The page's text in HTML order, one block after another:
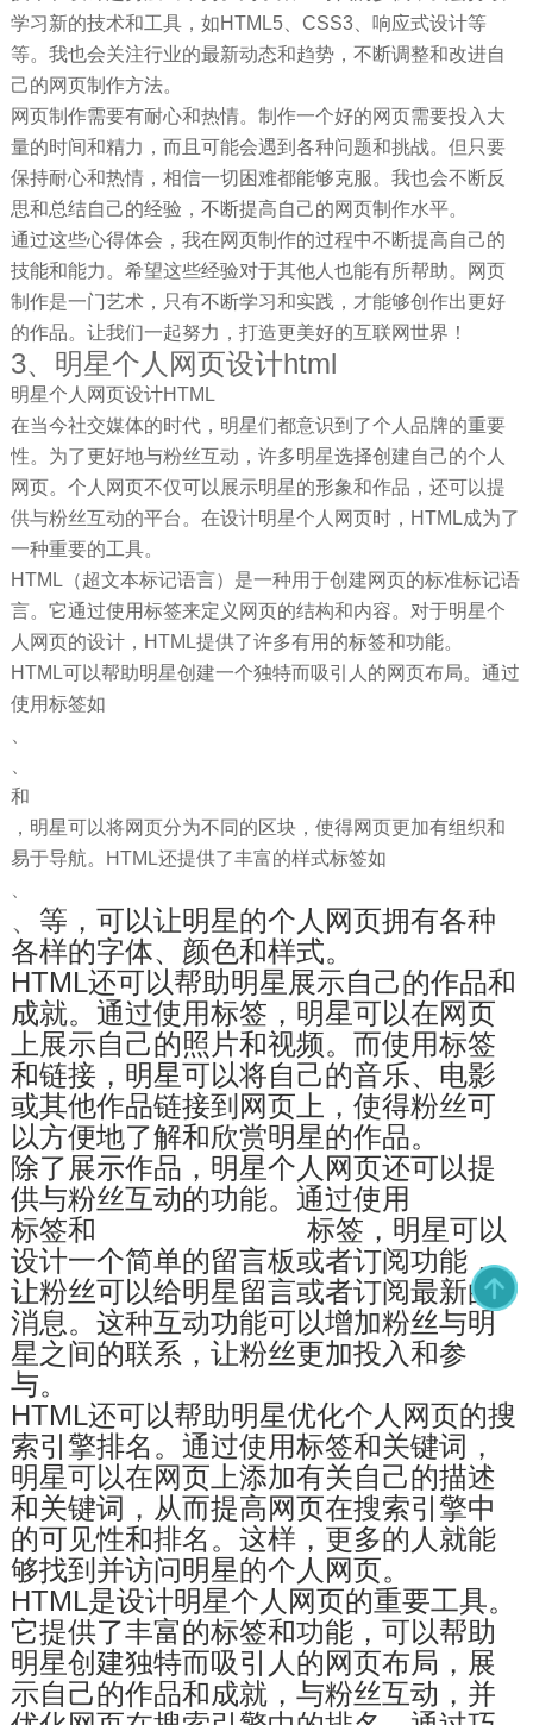
学习新的技术和工具，如HTML5、CSS3、响应式设计等
等。我也会关注行业的最新动态和趋势，不断调整和改进自
己的网页制作方法。
网页制作需要有耐心和热情。制作一个好的网页需要投入大
量的时间和精力，而且可能会遇到各种问题和挑战。但只要
保持耐心和热情，相信一切困难都能够克服。我也会不断反
思和总结自己的经验，不断提高自己的网页制作水平。
通过这些心得体会，我在网页制作的过程中不断提高自己的
技能和能力。希望这些经验对于其他人也能有所帮助。网页
制作是一门艺术，只有不断学习和实践，才能够创作出更好
的作品。让我们一起努力，打造更美好的互联网世界！
3、明星个人网页设计html
明星个人网页设计HTML
在当今社交媒体的时代，明星们都意识到了个人品牌的重要
性。为了更好地与粉丝互动，许多明星选择创建自己的个人
网页。个人网页不仅可以展示明星的形象和作品，还可以提
供与粉丝互动的平台。在设计明星个人网页时，HTML成为了
一种重要的工具。
HTML（超文本标记语言）是一种用于创建网页的标准标记语
言。它通过使用标签来定义网页的结构和内容。对于明星个
人网页的设计，HTML提供了许多有用的标签和功能。
HTML可以帮助明星创建一个独特而吸引人的网页布局。通过
使用标签如
和
，明星可以将网页分为不同的区块，使得网页更加有组织和
易于导航。HTML还提供了丰富的样式标签如
、 等，可以让明星的个人网页拥有各种
各样的字体、颜色和样式。
HTML还可以帮助明星展示自己的作品和
成就。通过使用标签，明星可以在网页
上展示自己的照片和视频。而使用标签
和链接，明星可以将自己的音乐、电影
或其他作品链接到网页上，使得粉丝可
以方便地了解和欣赏明星的作品。
除了展示作品，明星个人网页还可以提
供与粉丝互动的功能。通过使用
标签和
标签，明星可以
设计一个简单的留言板或者订阅功能，
让粉丝可以给明星留言或者订阅最新的
消息。这种互动功能可以增加粉丝与明
星之间的联系，让粉丝更加投入和参
与。
HTML还可以帮助明星优化个人网页的搜
索引擎排名。通过使用标签和关键词，
明星可以在网页上添加有关自己的描述
和关键词，从而提高网页在搜索引擎中
的可见性和排名。这样，更多的人就能
够找到并访问明星的个人网页。
HTML是设计明星个人网页的重要工具。
它提供了丰富的标签和功能，可以帮助
明星创建独特而吸引人的网页布局，展
示自己的作品和成就，与粉丝互动，并